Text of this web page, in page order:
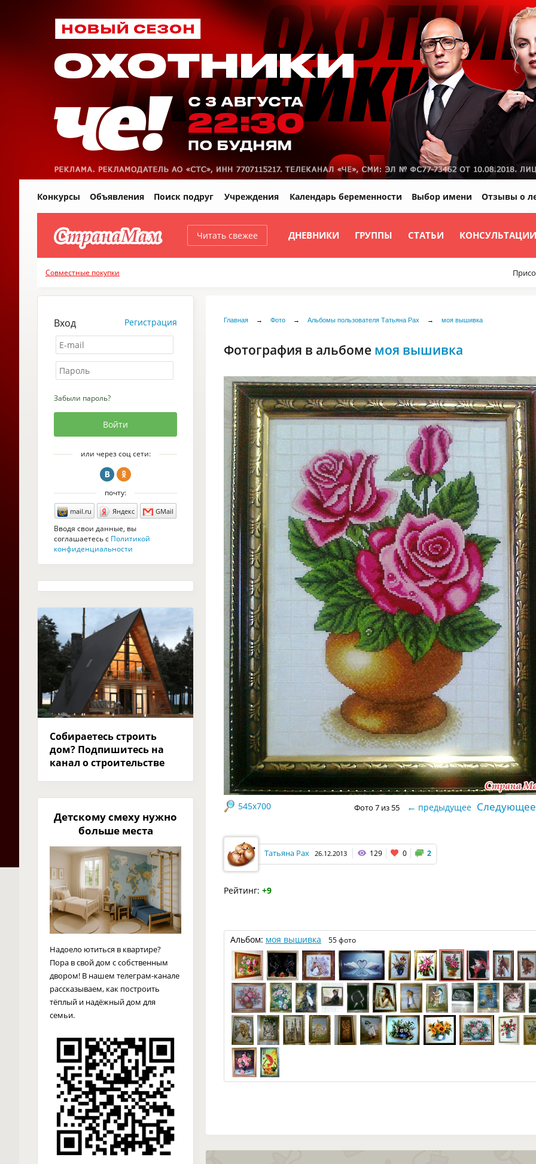
Читать свежее ДНЕВНИКИ ГРУППЫ СТАТЬИ КОНСУЛЬТАЦИИ
Конкурсы Объявления Поиск подруг Учреждения Календарь беременности Выбор имени Отзывы о
Совместные покупки
Главная → Фото → Альбомы пользователя Татьяна Рах → моя вышивка
Фотография в альбоме моя вышивка
545x700 Фото 7 из 55 ← предыдущее Следующее
Татьяна Рах 26.12.2013 129 0 2
Рейтинг: +9
Альбом: моя вышивка 55 фото
Вход Регистрация
Забыли пароль?
или через соц сети:
почту:
mail.ru Яндекс GMail
Вводя свои данные, вы
соглашаетесь с Политикой
конфиденциальности
Собираетесь строить
дом? Подпишитесь на
канал о строительстве
Детскому смеху нужно
больше места
Надоело ютиться в квартире?
Пора в свой дом с собственным
двором! В нашем телеграм-канале
рассказываем, как построить
тёплый и надёжный дом для
семьи.